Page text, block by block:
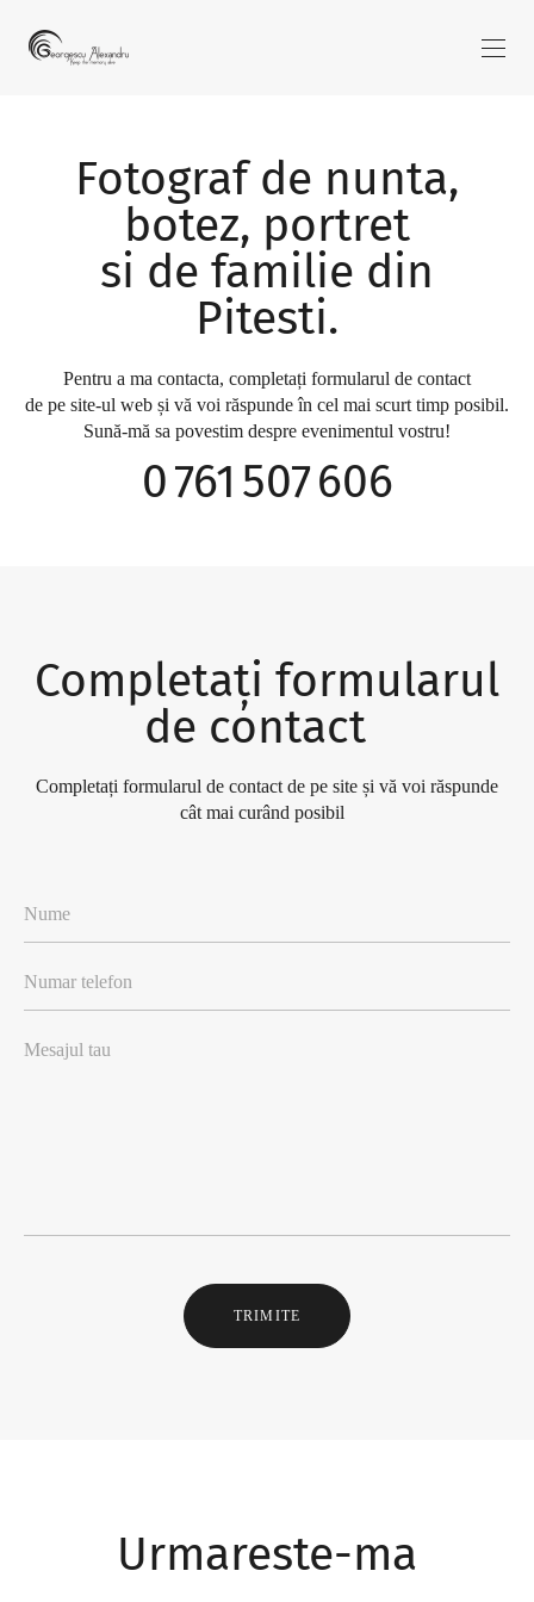
Fotograf de nunta,
botez, portret
si de familie din
Pitesti.
Pentru a ma contacta, completați formularul de contact
de pe site-ul web și vă voi răspunde în cel mai scurt timp posibil.
Sună-mă sa povestim despre evenimentul vostru!
0 761 507 606
Completați formularul
de contact
Completați formularul de contact de pe site și vă voi răspunde
cât mai curând posibil
TRIMITE
Urmareste-ma